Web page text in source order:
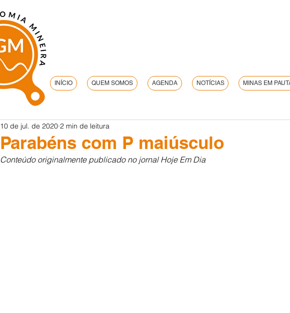
INÍCIO QUEM SOMOS AGENDA NOTÍCIAS MINAS EM
Parabéns com P maiúsculo
10 de jul. de 2020 2 min de leitura
Conteúdo originalmente publicado no jornal Hoje Em Dia